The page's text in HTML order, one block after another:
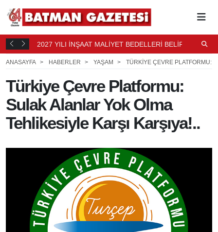
3 SAAT 2027 YILI İNŞAAT MALİYET BEDELLERİ BELİRLENDİ
ANASAYFA HABERLER YAŞAM TÜRKIYE ÇEVRE PLATFORMU:
Türkiye Çevre Platformu:
Sulak Alanlar Yok Olma
Tehlikesiyle Karşı Karşıya!..